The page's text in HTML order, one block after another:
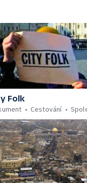
Folk
Cestování